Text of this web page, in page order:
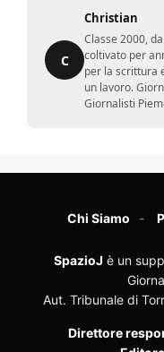
C
Christian
Classe 2000,
coltivato per
per la scrittura
un lavoro.
Giornalisti
Chi Siamo
SpazioJ è un
Aut. Tribunale di
Direttore